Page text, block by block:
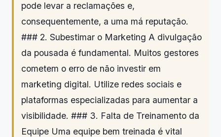
pode levar a reclamações e,
consequentemente, a uma má reputação.
### 2. Subestimar o Marketing A divulgação
da pousada é fundamental. Muitos gestores
cometem o erro de não investir em
marketing digital. Utilize redes sociais e
plataformas especializadas para aumentar a
visibilidade. ### 3. Falta de Treinamento da
Equipe Uma equipe bem treinada é vital